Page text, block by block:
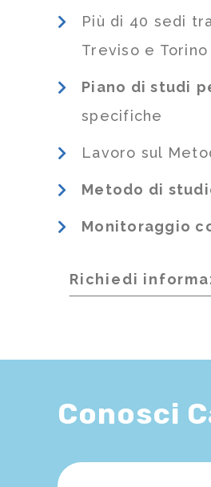
Più di 40 sedi
Treviso e Torino
Piano di studi
specifiche
Lavoro sul
Metodo di
Monitoraggio
Richiedi
Conosci